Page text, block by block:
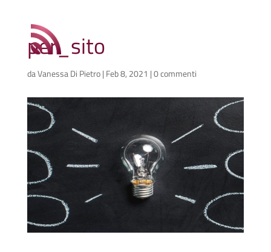
per_sito
daVanessa Di Pietro| Feb 8, 2021 |0 commenti